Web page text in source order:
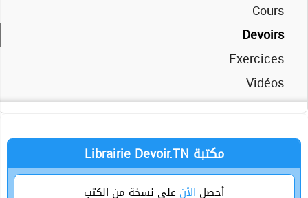
Cours
Devoirs
Exercices
Vidéos
Librairie Devoir.TN مكتبة
أحصل الأن على نسخة من الكتب